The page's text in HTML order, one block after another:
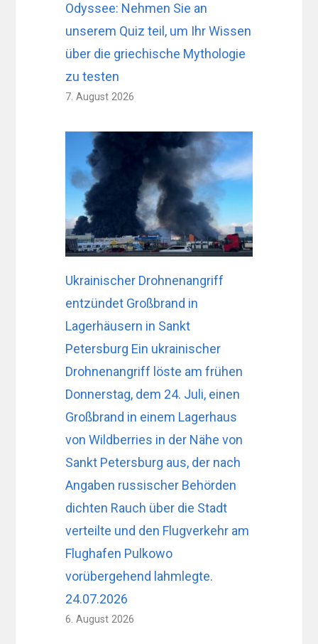
Odyssee: Nehmen Sie an
unserem Quiz teil, um Ihr Wissen
über die griechische Mythologie
zu testen
7. August 2026
Ukrainischer Drohnenangriff
entzündet Großbrand in
Lagerhäusern in Sankt
Petersburg Ein ukrainischer
Drohnenangriff löste am frühen
Donnerstag, dem 24. Juli, einen
Großbrand in einem Lagerhaus
von Wildberries in der Nähe von
Sankt Petersburg aus, der nach
Angaben russischer Behörden
dichten Rauch über die Stadt
verteilte und den Flugverkehr am
Flughafen Pulkowo
vorübergehend lahmlegte.
24.07.2026
6. August 2026